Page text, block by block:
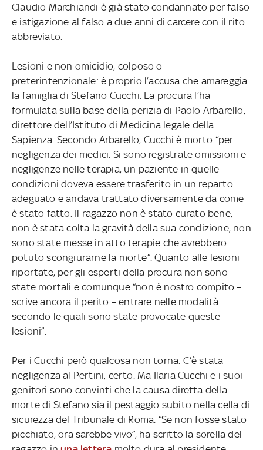
Claudio Marchiandi è già stato condannato per falso
e istigazione al falso a due anni di carcere con il rito
abbreviato.
Lesioni e non omicidio, colposo o
preterintenzionale: è proprio l’accusa che amareggia
la famiglia di Stefano Cucchi. La procura l’ha
formulata sulla base della perizia di Paolo Arbarello,
direttore dell’Istituto di Medicina legale della
Sapienza. Secondo Arbarello, Cucchi è morto “per
negligenza dei medici. Si sono registrate omissioni e
negligenze nelle terapia, un paziente in quelle
condizioni doveva essere trasferito in un reparto
adeguato e andava trattato diversamente da come
è stato fatto. Il ragazzo non è stato curato bene,
non è stata colta la gravità della sua condizione, non
sono state messe in atto terapie che avrebbero
potuto scongiurarne la morte”. Quanto alle lesioni
riportate, per gli esperti della procura non sono
state mortali e comunque “non è nostro compito –
scrive ancora il perito – entrare nelle modalità
secondo le quali sono state provocate queste
lesioni”.
Per i Cucchi però qualcosa non torna. C’è stata
negligenza al Pertini, certo. Ma Ilaria Cucchi e i suoi
genitori sono convinti che la causa diretta della
morte di Stefano sia il pestaggio subito nella cella di
sicurezza del Tribunale di Roma. “Se non fosse stato
picchiato, ora sarebbe vivo”, ha scritto la sorella del